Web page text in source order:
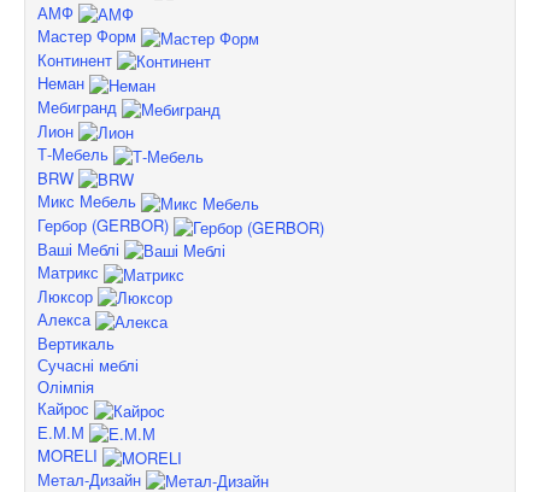
АМФ
Мастер Форм
Континент
Неман
Мебигранд
Лион
Т-Мебель
BRW
Микс Мебель
Гербор (GERBOR)
Ваші Меблі
Матрикс
Люксор
Алекса
Вертикаль
Сучасні меблі
Олімпія
Кайрос
Е.М.М
MORELI
Метал-Дизайн